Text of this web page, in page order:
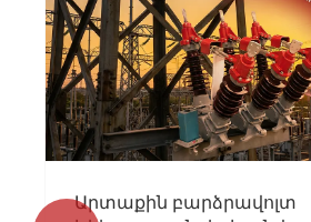
Արտաքին բարձրավոլտ